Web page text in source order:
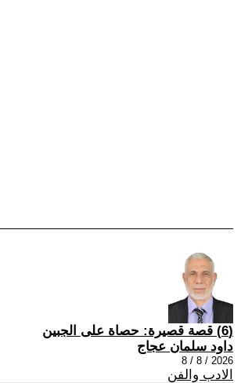
(6) قصة قصيرة: حصاة على الجبين
داود سلمان عجاج
2026 / 8 / 8
الادب والفن